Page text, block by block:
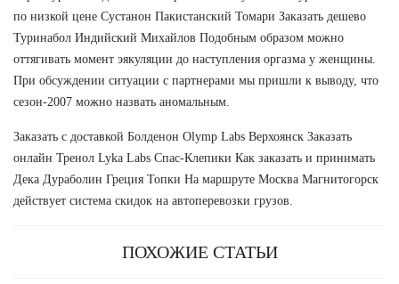
по низкой цене Сустанон Пакистанский Томари Заказать дешево
Туринабол Индийский Михайлов Подобным образом можно
оттягивать момент эякуляции до наступления оргазма у женщины.
При обсуждении ситуации с партнерами мы пришли к выводу, что
сезон-2007 можно назвать аномальным.
Заказать с доставкой Болденон Olymp Labs Верхоянск Заказать
онлайн Тренол Lyka Labs Спас-Клепики Как заказать и принимать
Дека Дураболин Греция Топки На маршруте Москва Магнитогорск
действует система скидок на автоперевозки грузов.
ПОХОЖИЕ СТАТЬИ